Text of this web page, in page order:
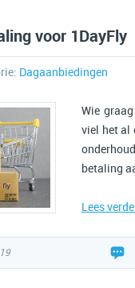
voor 1DayFly
Dagaanbiedingen
Wie
viel het al
betaling
Lees